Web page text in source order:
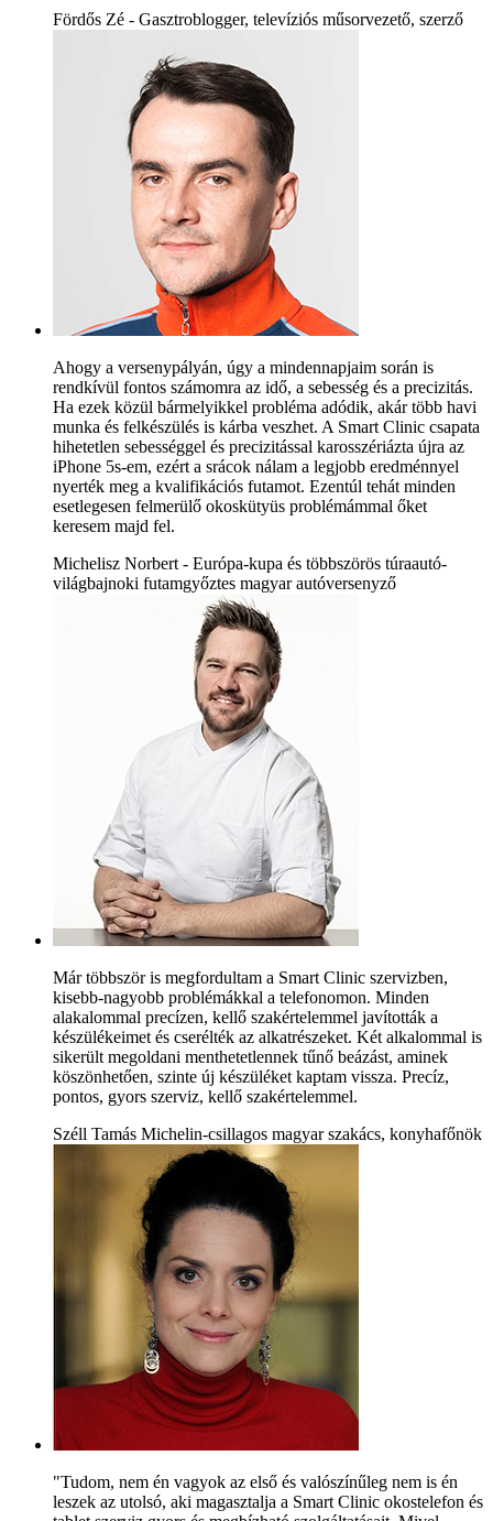
Fördős Zé - Gasztroblogger, televíziós műsorvezető, szerző
Ahogy a versenypályán, úgy a mindennapjaim során is
rendkívül fontos számomra az idő, a sebesség és a precizitás.
Ha ezek közül bármelyikkel probléma adódik, akár több havi
munka és felkészülés is kárba veszhet. A Smart Clinic csapata
hihetetlen sebességgel és precizitással karosszériázta újra az
iPhone 5s-em, ezért a srácok nálam a legjobb eredménnyel
nyerték meg a kvalifikációs futamot. Ezentúl tehát minden
esetlegesen felmerülő okoskütyüs problémámmal őket
keresem majd fel.
Michelisz Norbert - Európa-kupa és többszörös túraautó-
világbajnoki futamgyőztes magyar autóversenyző
Már többször is megfordultam a Smart Clinic szervizben,
kisebb-nagyobb problémákkal a telefonomon. Minden
alakalommal precízen, kellő szakértelemmel javították a
készülékeimet és cserélték az alkatrészeket. Két alkalommal is
sikerült megoldani menthetetlennek tűnő beázást, aminek
köszönhetően, szinte új készüléket kaptam vissza. Precíz,
pontos, gyors szerviz, kellő szakértelemmel.
Széll Tamás Michelin-csillagos magyar szakács, konyhafőnök
"Tudom, nem én vagyok az első és valószínűleg nem is én
leszek az utolsó, aki magasztalja a Smart Clinic okostelefon és